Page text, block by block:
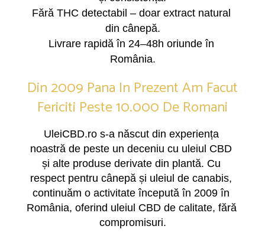
Fără THC detectabil – doar extract natural
din cânepă.
Livrare rapidă în 24–48h oriunde în
România.
Din 2009 Pana In Prezent Am Facut
Fericiti Peste 10.000 De Romani
UleiCBD.ro s-a născut din experiența
noastră de peste un deceniu cu uleiul CBD
și alte produse derivate din plantă. Cu
respect pentru cânepă și uleiul de canabis,
continuăm o activitate începută în 2009 în
România, oferind uleiul CBD de calitate, fără
compromisuri.